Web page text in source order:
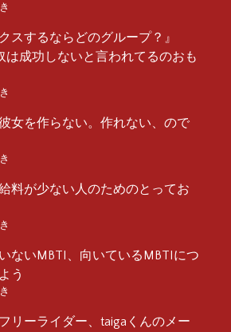
スするならどのグループ？』
は成功しないと言われてるのおも
女を作らない。作れない、ので
料が少ない人のためのとってお
ないMBTI、向いているMBTIにつ
う
リーライダー、taigaくんのメー